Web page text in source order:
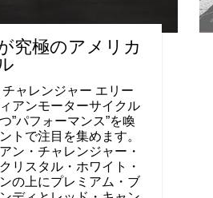
究極のアメリカ
ャレンジャー エリー
アンモーターサイクル
”パフォーマンス”を喚
トで注目を集めます。
ン・チャレンジャー・
リスタル・ホワイト・
の上にプレミアム・ブ